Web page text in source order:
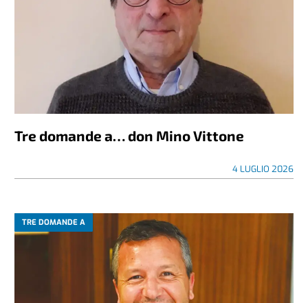
Tre domande a… don Mino Vittone
4 LUGLIO 2026
TRE DOMANDE A